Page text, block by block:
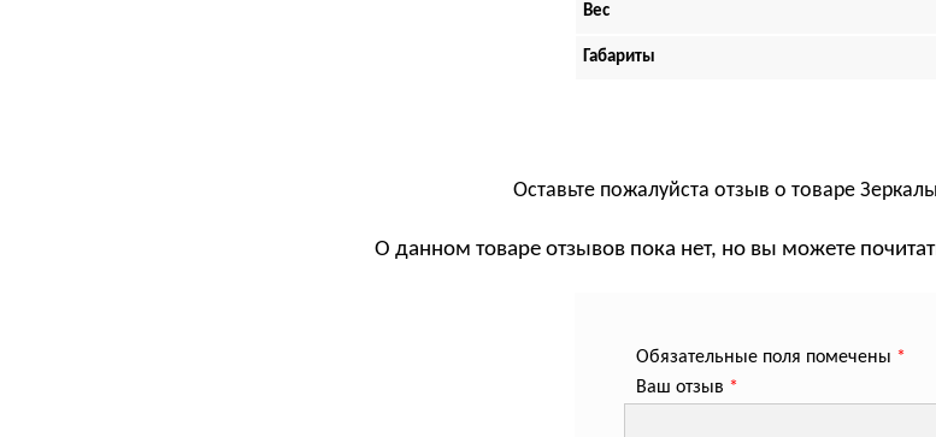
Вес
Габариты
Оставьте пожалуйста отзыв о товаре
О данном товаре отзывов пока нет, но вы можете
Обязательные поля помечены *
Ваш отзыв *